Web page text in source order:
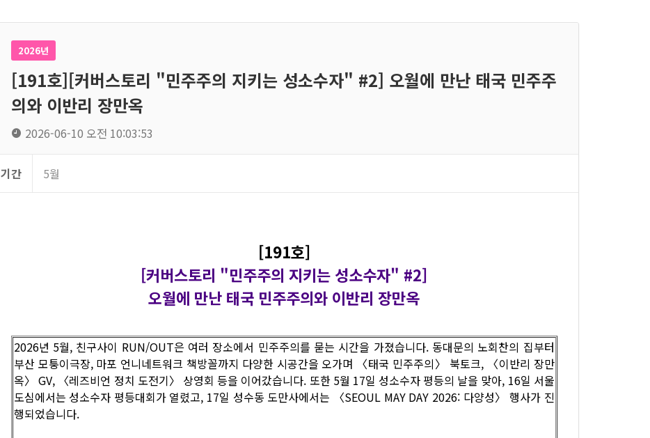
2026년
[191호][커버스토리 "민주주의 지키는 성소수자" #2] 오월에 만난 태국 민주주
의와 이반리 장만옥
2026-06-10 오전 10:03:53
기간 5월
[191호]
[커버스토리 "민주주의 지키는 성소수자" #2]
오월에 만난 태국 민주주의와 이반리 장만옥
2026년 5월, 친구사이 RUN/OUT은 여러 장소에서 민주주의를 묻는 시간을 가졌습니다. 동대문의 노회찬의 집부터
부산 모퉁이극장, 마포 언니네트워크 책방꼴까지 다양한 시공간을 오가며 〈태국 민주주의〉 북토크, 〈이반리 장만
옥〉 GV, 〈레즈비언 정치 도전기〉 상영회 등을 이어갔습니다. 또한 5월 17일 성소수자 평등의 날을 맞아, 16일 서울
도심에서는 성소수자 평등대회가 열렸고, 17일 성수동 도만사에서는 〈SEOUL MAY DAY 2026: 다양성〉 행사가 진
행되었습니다.